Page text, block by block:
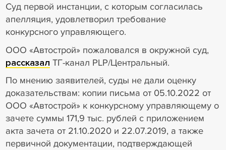
Суд первой инстанции, с которым согласилась
апелляция, удовлетворил требование
конкурсного управляющего.
ООО «Автострой» пожаловался в окружной суд,
рассказал ТГ-канал PLP/Центральный.
По мнению заявителей, суды не дали оценку
доказательствам: копии письма от 05.10.2022 от
ООО «Автострой» к конкурсному управляющему о
зачете суммы 171,9 тыс. рублей с приложением
акта зачета от 21.10.2020 и 22.07.2019, а также
первичной документации, подтверждающей